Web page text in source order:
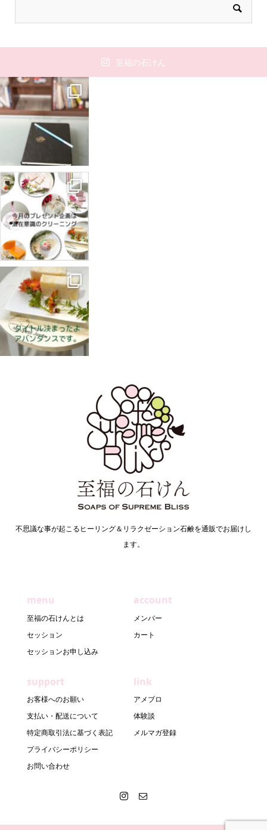
至福の石けん
不思議な事が起こるヒーリング＆リラクゼーション石鹸を通販でお届けし
ます。
menu
至福の石けんとは
セッション
セッションお申し込み
account
メンバー
カート
support
お客様へのお願い
支払い・配送について
特定商取引法に基づく表記
プライバシーポリシー
お問い合わせ
link
アメブロ
体験談
メルマガ登録